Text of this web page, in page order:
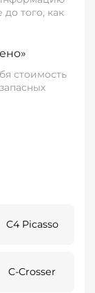
того, как
стоимость
C4 Picasso
C-Crosser